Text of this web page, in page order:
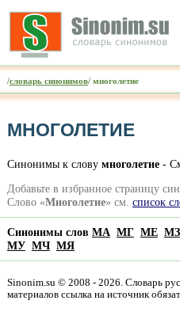
/словарь синонимов/ многолетие
МНОГОЛЕТИЕ
Синонимы к слову многолетие-
Добавьте в избранное страницу
Слово «Многолетие» см. список
Синонимы слов МА МГ МЕ МЗ
МУ МЧ МЯ
Sinonim.su © 2008 - 2026. Словарь
материалов ссылка на источник